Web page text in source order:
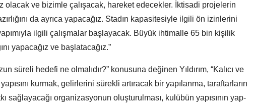
olacak ve bizimle çalışacak, hareket edecekler. İktisadi projelerin
da ayrıca yapacağız. Stadın kapasitesiyle ilgili ön izinlerini
ilgili çalışmalar başlayacak. Büyük ihtimalle 65 bin kişilik
yapacağız ve başlatacağız.”
süreli hedefi ne olmalıdır?” konusuna değinen Yıldırım, “Kalıcı ve
kurmak, gelirlerini sürekli artıracak bir yapılanma, taraftarların
sağlayacağı organizasyonun oluşturulması, kulübün yapısının yap-